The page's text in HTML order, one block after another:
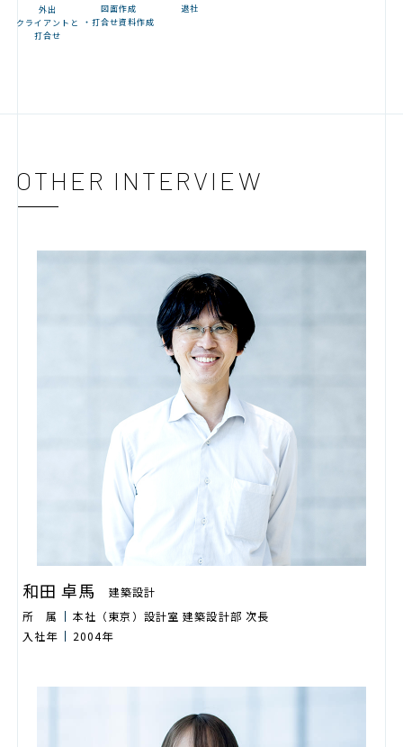
外出
クライアントと
打合せ
図面作成
・打合せ資料作成
退社
OTHER INTERVIEW
和田 卓馬
建築設計
所 属
本社（東京）設計室 建築設計部 次長
入社年
2004年